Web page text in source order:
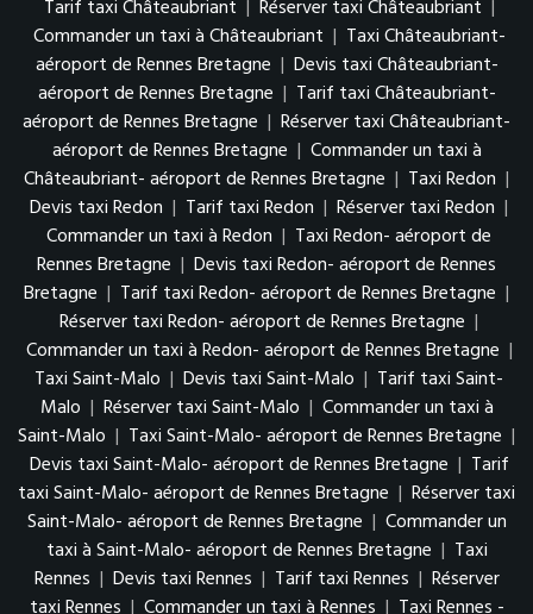
Tarif taxi Châteaubriant | Réserver taxi Châteaubriant |
Commander un taxi à Châteaubriant | Taxi Châteaubriant-
aéroport de Rennes Bretagne | Devis taxi Châteaubriant-
aéroport de Rennes Bretagne | Tarif taxi Châteaubriant-
aéroport de Rennes Bretagne | Réserver taxi Châteaubriant-
aéroport de Rennes Bretagne | Commander un taxi à
Châteaubriant- aéroport de Rennes Bretagne | Taxi Redon |
Devis taxi Redon | Tarif taxi Redon | Réserver taxi Redon |
Commander un taxi à Redon | Taxi Redon- aéroport de
Rennes Bretagne | Devis taxi Redon- aéroport de Rennes
Bretagne | Tarif taxi Redon- aéroport de Rennes Bretagne |
Réserver taxi Redon- aéroport de Rennes Bretagne |
Commander un taxi à Redon- aéroport de Rennes Bretagne |
Taxi Saint-Malo | Devis taxi Saint-Malo | Tarif taxi Saint-
Malo | Réserver taxi Saint-Malo | Commander un taxi à
Saint-Malo | Taxi Saint-Malo- aéroport de Rennes Bretagne |
Devis taxi Saint-Malo- aéroport de Rennes Bretagne | Tarif
taxi Saint-Malo- aéroport de Rennes Bretagne | Réserver taxi
Saint-Malo- aéroport de Rennes Bretagne | Commander un
taxi à Saint-Malo- aéroport de Rennes Bretagne | Taxi
Rennes | Devis taxi Rennes | Tarif taxi Rennes | Réserver